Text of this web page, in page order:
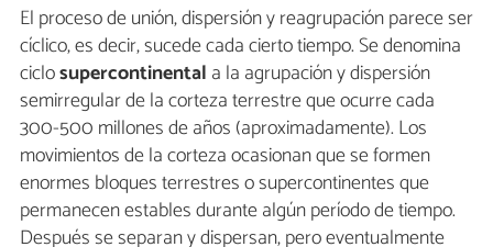
El proceso de unión, dispersión y reagrupación parece ser
cíclico, es decir, sucede cada cierto tiempo. Se denomina
ciclosupercontinental a la agrupación y dispersión
semirregular de la corteza terrestre que ocurre cada
300-500 millones de años (aproximadamente). Los
movimientos de la corteza ocasionan que se formen
enormes bloques terrestres o supercontinentes que
permanecen estables durante algún período de tiempo.
Después se separan y dispersan, pero eventualmente